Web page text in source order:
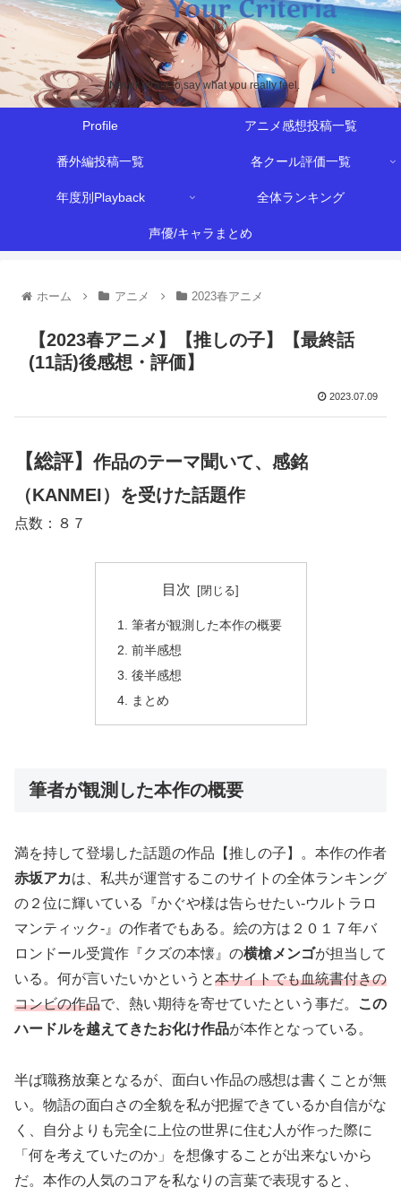
Never afraid to say what you really feel.
Profile アニメ感想投稿一覧
番外編投稿一覧 各クール評価一覧
年度別Playback 全体ランキング
声優/キャラまとめ
ホーム アニメ 2023春アニメ
【2023春アニメ】【推しの子】【最終話
(11話)後感想・評価】
2023.07.09
【総評】作品のテーマ聞いて、感銘
（KANMEI）を受けた話題作
点数：８７
目次
筆者が観測した本作の概要
前半感想
後半感想
まとめ
筆者が観測した本作の概要
満を持して登場した話題の作品【推しの子】。本作の作者
赤坂アカは、私共が運営するこのサイトの全体ランキング
の２位に輝いている『かぐや様は告らせたい-ウルトラロ
マンティック-』の作者でもある。絵の方は２０１７年バ
ロンドール受賞作『クズの本懐』の横槍メンゴが担当して
いる。何が言いたいかというと本サイトでも血統書付きの
コンビの作品で、熱い期待を寄せていたという事だ。
この
ハードルを越えてきたお化け作品が本作となっている。
半ば職務放棄となるが、面白い作品の感想は書くことが無
い。物語の面白さの全貌を私が把握できているか自信がな
く、自分よりも完全に上位の世界に住む人が作った際に
「何を考えていたのか」を想像することが出来ないから
だ。本作の人気のコアを私なりの言葉で表現すると、